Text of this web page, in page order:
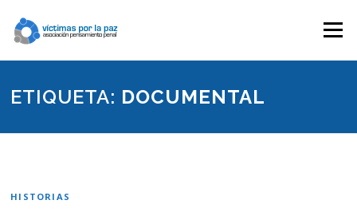
contenido
Menú
ETIQUETA: DOCUMENTAL
HISTORIAS